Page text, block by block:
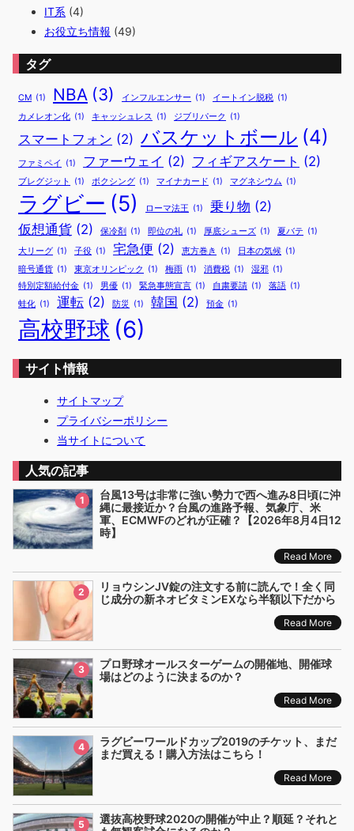
IT系 (4)
お役立ち情報 (49)
タグ
CM (1) NBA (3) インフルエンサー (1) イートイン脱税 (1)
カメレオン化 (1) キャッシュレス (1) ジブリパーク (1)
スマートフォン (2) バスケットボール (4)
ファミペイ (1) ファーウェイ (2) フィギアスケート (2)
ブレグジット (1) ボクシング (1) マイナカード (1) マグネシウム (1)
ラグビー (5) ローマ法王 (1) 乗り物 (2)
仮想通貨 (2) 保冷剤 (1) 即位の礼 (1) 厚底シューズ (1) 夏バテ (1)
大リーグ (1) 子役 (1) 宅急便 (2) 恵方巻き (1) 日本の気候 (1)
暗号通貨 (1) 東京オリンピック (1) 梅雨 (1) 消費税 (1) 湿邪 (1)
特別定額給付金 (1) 男優 (1) 緊急事態宣言 (1) 自粛要請 (1) 落語 (1)
蛙化 (1) 運転 (2) 防災 (1) 韓国 (2) 預金 (1)
高校野球 (6)
サイト情報
サイトマップ
プライバシーポリシー
当サイトについて
人気の記事
1
台風13号は非常に強い勢力で西へ進み8日頃に沖
縄に最接近か？台風の進路予報、気象庁、米
軍、ECMWFのどれが正確？【2026年8月4日12
時】
Read More
2
リョウシンJV錠の注文する前に読んで！全く同
じ成分の新ネオビタミンEXなら半額以下だから
Read More
3
プロ野球オールスターゲームの開催地、開催球
場はどのように決まるのか？
Read More
4
ラグビーワールドカップ2019のチケット、まだ
まだ買える！購入方法はこちら！
Read More
5
選抜高校野球2020の開催が中止？順延？それと